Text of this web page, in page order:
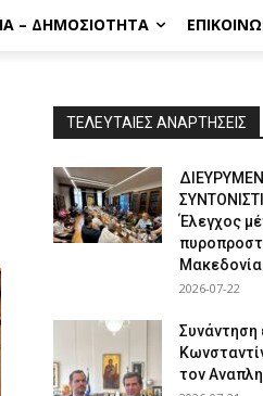
– ΔΗΜΟΣΙΌΤΗΤΑ
ΤΕΛΕΥΤΑΙΕΣ ΑΝΑΡΤΗΣΕΙΣ
Έλεγχος
2026-07-22
τον